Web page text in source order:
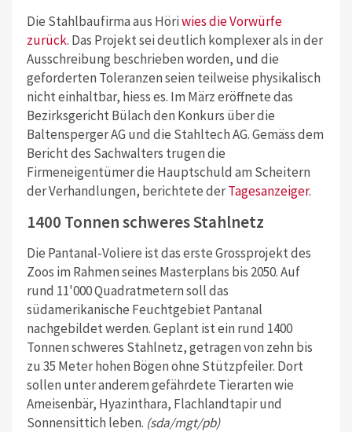
Die Stahlbaufirma aus Höriwies die Vorwürfe
zurück. Das Projekt sei deutlich komplexer als in der
Ausschreibung beschrieben worden, und die
geforderten Toleranzen seien teilweise physikalisch
nicht einhaltbar, hiess es. Im März eröffnete das
Bezirksgericht Bülach den Konkurs über die
Baltensperger AG und die Stahltech AG. Gemäss dem
Bericht des Sachwalters trugen die
Firmeneigentümer die Hauptschuld am Scheitern
der Verhandlungen, berichtete derTagesanzeiger.
1400 Tonnen schweres Stahlnetz
Die Pantanal-Voliere ist das erste Grossprojekt des
Zoos im Rahmen seines Masterplans bis 2050. Auf
rund 11'000 Quadratmetern soll das
südamerikanische Feuchtgebiet Pantanal
nachgebildet werden. Geplant ist ein rund 1400
Tonnen schweres Stahlnetz, getragen von zehn bis
zu 35 Meter hohen Bögen ohne Stützpfeiler. Dort
sollen unter anderem gefährdete Tierarten wie
Ameisenbär, Hyazinthara, Flachlandtapir und
Sonnensittich leben. (sda/mgt/pb)